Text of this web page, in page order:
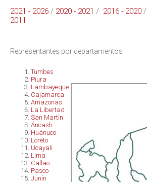
2021 - 2026/ 2020 - 2021 / 2016 - 2020/
2011
Representantes por departamentos
Tumbes
Piura
Lambayeque
Cajamarca
Amazonas
La Libertad
San Martín
Áncash
Huánuco
Loreto
Ucayali
Lima
Callao
Pasco
Junín